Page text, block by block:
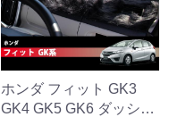
ホンダ フィット GK3
GK4 GK5 GK6 ダッシュ